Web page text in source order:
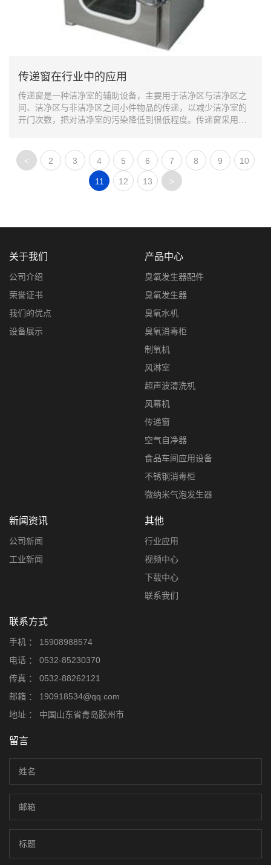
传递窗在行业中的应用
传递窗是一种洁净室的辅助设备，主要用于洁净区与洁净区之
间、洁净区与非洁净区之间小件物品的传递，以减少洁净室的
开门次数，把对洁净室的污染降低到很低程度。传递窗采用不
<
2 3 4 5 6 7 8 9 10
11 12 13 >
关于我们
公司介绍
荣誉证书
我们的优点
设备展示
产品中心
臭氧发生器配件
臭氧发生器
臭氧水机
臭氧消毒柜
制氧机
风淋室
超声波清洗机
风幕机
传递窗
空气自净器
食品车间应用设备
不锈钢消毒柜
微纳米气泡发生器
新闻资讯
公司新闻
工业新闻
其他
行业应用
视频中心
下载中心
联系我们
联系方式
手机 ：
15908988574
电话 ：
0532-85230370
传真 ：
0532-88262121
邮箱 ：
190918534@qq.com
地址 ：
中国山东省青岛胶州市
留言